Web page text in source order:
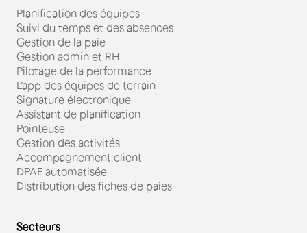
Planification des équipes
Suivi du temps et des absences
Gestion de la paie
Gestion admin et RH
Pilotage de la performance
L'app des équipes de terrain
Signature électronique
Assistant de planification
Pointeuse
Gestion des activités
Accompagnement client
DPAE automatisée
Distribution des fiches de paies
Secteurs